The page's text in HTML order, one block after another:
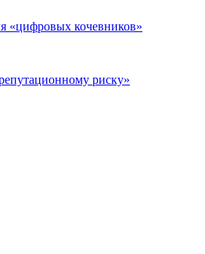
«цифровых кочевников»
риску»